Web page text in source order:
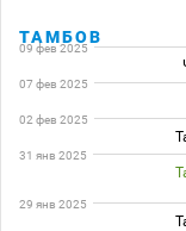
ТАМБОВ
09 фев 2025
07 фев 2025
02 фев 2025
31 янв 2025
29 янв 2025